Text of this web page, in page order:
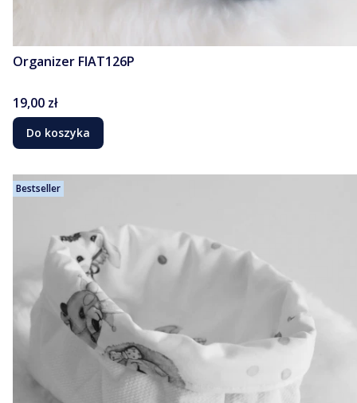
Organizer FIAT126P
Cena
19,00 zł
Do koszyka
Bestseller